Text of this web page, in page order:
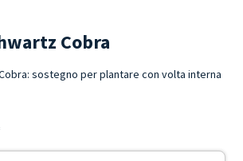
Cobra
sostegno per plantare con volta interna